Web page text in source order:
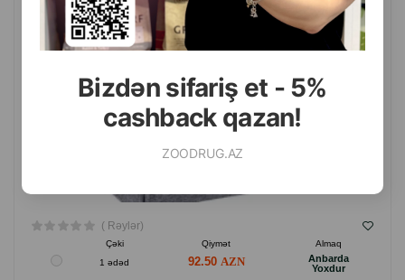
Bizdən sifariş et - 5%
cashback qazan!
ZOODRUG.AZ
Keyfiyyətli materiallardan hazırlanmışdır.
( Rəylər)
Çəki Qiymət
Almaq
1 ədəd
92.50
Anbarda
Yoxdur